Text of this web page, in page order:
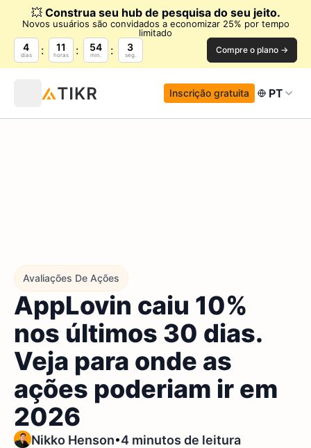
💥 Construa seu hub de pesquisa do seu jeito.
Novos usuários são convidados a economizar 25% por tempo
limitado
4
dias
11
horas
54
min.
2
seg. Compre o plano →
Inscrição gratuita PT
Avaliações De Ações
AppLovin caiu 10%
nos últimos 30 dias.
Veja para onde as
ações poderiam ir em
2026
Nikko Henson•4 minutos de leitura